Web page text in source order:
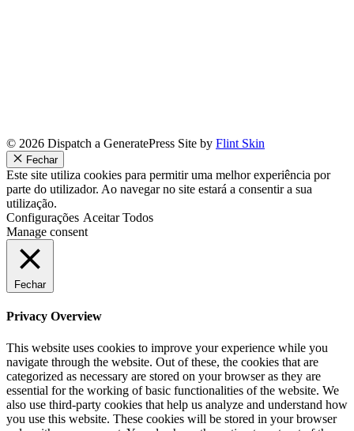
© 2026 Dispatch a GeneratePress Site by Flint Skin
Fechar
Este site utiliza cookies para permitir uma melhor experiência por
parte do utilizador. Ao navegar no site estará a consentir a sua
utilização.
Configurações Aceitar Todos
Manage consent
Fechar
Privacy Overview
This website uses cookies to improve your experience while you
navigate through the website. Out of these, the cookies that are
categorized as necessary are stored on your browser as they are
essential for the working of basic functionalities of the website. We
also use third-party cookies that help us analyze and understand how
you use this website. These cookies will be stored in your browser